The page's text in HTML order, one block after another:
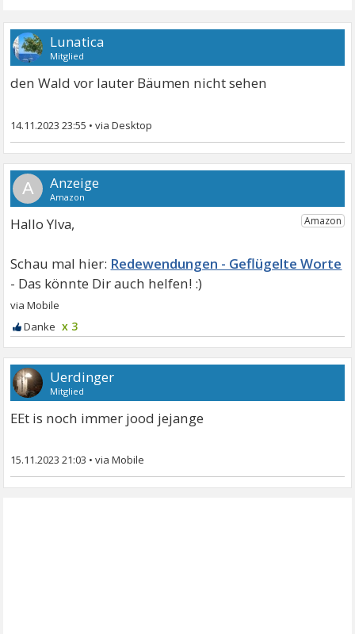
Lunatica
Mitglied
den Wald vor lauter Bäumen nicht sehen
14.11.2023 23:55 •
A
Hallo Ylva,
Redewendungen - Geflügelte Worte
x 3
Uerdinger
Mitglied
EEt is noch immer jood jejange
15.11.2023 21:03 •